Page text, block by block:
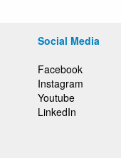
Social Media
Facebook
Instagram
Youtube
LinkedIn